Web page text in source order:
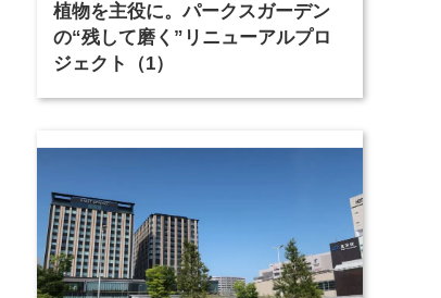
植物を主役に。パークスガーデン
の“残して磨く”リニューアルプロ
ジェクト（1）